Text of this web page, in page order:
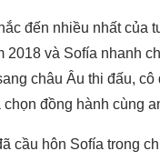
đến nhiều nhất của
và Sofía nhanh
châu Âu thi đấu,
đồng hành cùng
cầu hôn Sofía trong